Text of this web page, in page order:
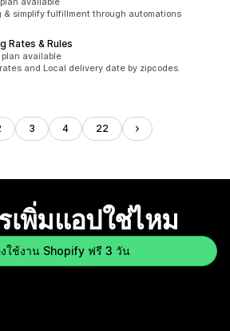
& simplify fulfillment through automations
Rates & Rules
plan available
and Local delivery date by zipcodes.
3 4 22
เพิ่มแอปใช่ไหม
ใช้งาน Shopify ฟรี 3 วัน